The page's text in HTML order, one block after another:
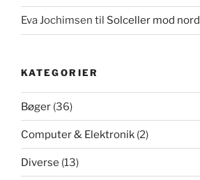
Eva Jochimsen til Solceller mod nord
KATEGORIER
Bøger (36)
Computer & Elektronik (2)
Diverse (13)